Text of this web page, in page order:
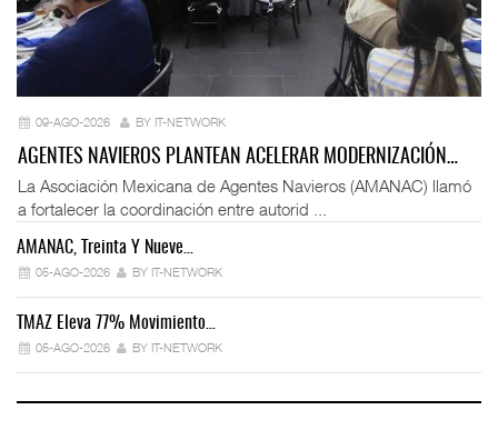
09-AGO-2026 BY IT-NETWORK
AGENTES NAVIEROS PLANTEAN ACELERAR MODERNIZACIÓN…
La Asociación Mexicana de Agentes Navieros (AMANAC) llamó
a fortalecer la coordinación entre autorid ...
AMANAC, Treinta Y Nueve…
05-AGO-2026 BY IT-NETWORK
TMAZ Eleva 77% Movimiento…
05-AGO-2026 BY IT-NETWORK